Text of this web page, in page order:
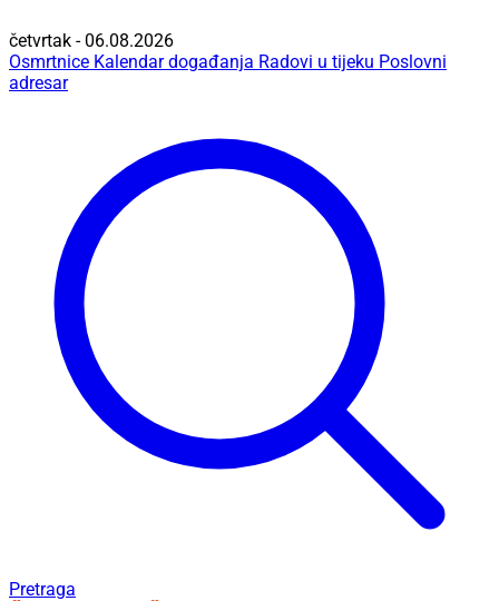
četvrtak - 06.08.2026
Osmrtnice Kalendar događanja Radovi u tijeku Poslovni
adresar
Pretraga